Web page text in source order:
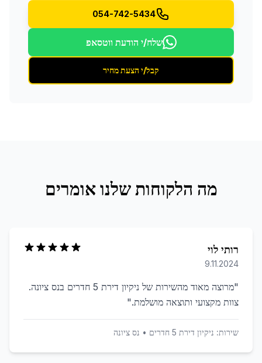
054-742-5434
שלח/י הודעת ווטסאפ
קבל/י הצעת מחיר
מה הלקוחות שלנו אומרים
רותי לוי
9.11.2024
"
מרוצה מאוד מהשירות של ניקיון דירת 5 חדרים בנס ציונה.
צוות מקצועי ותוצאה מושלמת."
שירות: ניקיון דירת 5 חדרים • נס ציונה